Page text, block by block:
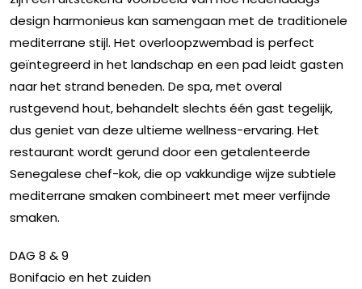
design harmonieus kan samengaan met de traditionele
mediterrane stijl. Het overloopzwembad is perfect
geïntegreerd in het landschap en een pad leidt gasten
naar het strand beneden. De spa, met overal
rustgevend hout, behandelt slechts één gast tegelijk,
dus geniet van deze ultieme wellness-ervaring. Het
restaurant wordt gerund door een getalenteerde
Senegalese chef-kok, die op vakkundige wijze subtiele
mediterrane smaken combineert met meer verfijnde
smaken.
DAG 8 & 9
Bonifacio en het zuiden